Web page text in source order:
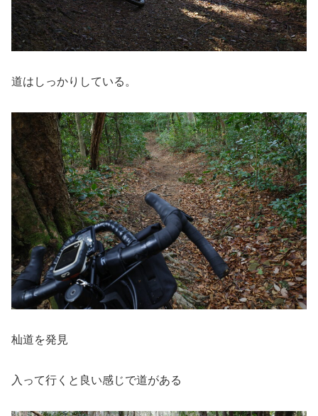
道はしっかりしている。
杣道を発見
入って行くと良い感じで道がある